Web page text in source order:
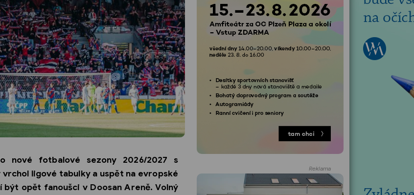
nové fotbalové sezony 2026/2027 s
ligové tabulky a uspět na evropské
opět fanoušci v Doosan Areně. Volný
Reklama